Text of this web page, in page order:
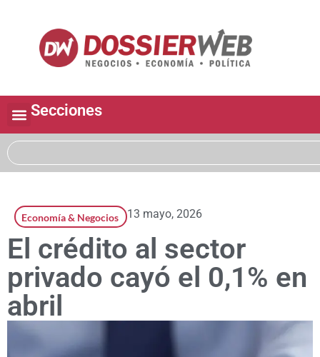
Secciones
Economía & Negocios 13 mayo, 2026
El crédito al sector
privado cayó el 0,1% en
abril